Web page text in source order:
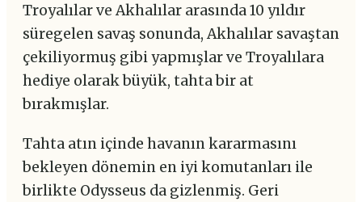
Troyalılar ve Akhalılar arasında 10 yıldır
süregelen savaş sonunda, Akhalılar savaştan
çekiliyormuş gibi yapmışlar ve Troyalılara
hediye olarak büyük, tahta bir at
bırakmışlar.
Tahta atın içinde havanın kararmasını
bekleyen dönemin en iyi komutanları ile
birlikte Odysseus da gizlenmiş. Geri